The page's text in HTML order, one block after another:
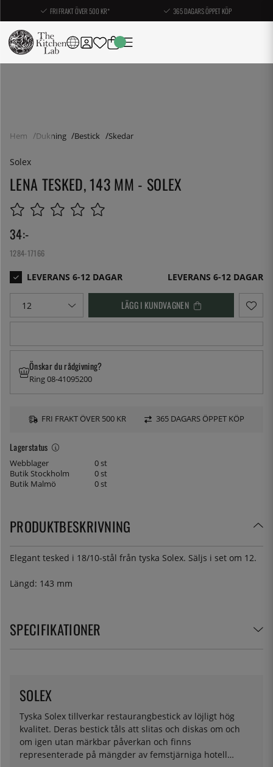
FRI FRAKT ÖVER 500 KR* 365 DAGARS ÖPPET KÖP
Hem Dukning Bestick Skedar
Solex
LENA TESKED, 143 MM - SOLEX
34:-
1284-17166
LEVERANS 6-12 DAGAR
LÄGG I KUNDVAGNEN
Lagerstatus
Webblager
0 st
Butik Stockholm
0 st
Butik Malmö
0 st
Önskar du rådgivning?
Ring 08-41095200
FRI FRAKT ÖVER 500 KR 365 DAGARS ÖPPET KÖP
PRODUKTBESKRIVNING
Elegant tesked i 18/10-stål från tyska Solex. Säljs i set om 12.
Längd: 143 mm
SPECIFIKATIONER
Tyska Solex tillverkar restaurangbestick av löjligt hög
kvalitet. Deras bestick tåls att slitas och diskas om och
om igen utan märkbar påverkan och finns
representerade på mängder av femstjärniga hotell
SOLEX